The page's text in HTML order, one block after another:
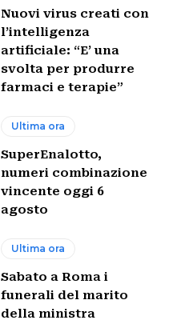
Nuovi virus creati con
l’intelligenza
artificiale: “E’ una
svolta per produrre
farmaci e terapie”
Ultima ora
SuperEnalotto,
numeri combinazione
vincente oggi 6
agosto
Ultima ora
Sabato a Roma i
funerali del marito
della ministra